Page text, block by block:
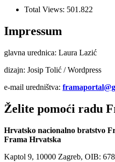
Total Views: 501.822
Impressum
glavna urednica: Laura Lazić
dizajn: Josip Tolić / Wordpress
e-mail uredništva:
Želite pomoći radu
Hrvatsko nacionalno bratstvo
Frama Hrvatska
Kaptol 9, 10000 Zagreb, OIB: